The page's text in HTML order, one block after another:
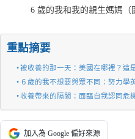
6 歲的我和我的親生媽媽（
重點摘要
被收養的那一天：美國在哪裡？這
６歲的我不想要與眾不同：努力學
收養帶來的隔閡：面臨自我認同危
加入為 Google 偏好來源